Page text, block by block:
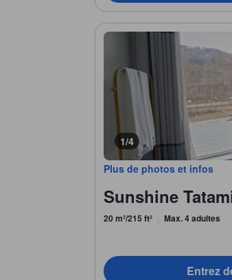
1/4
Plus de photos et infos
Sunshine
20 m²/215 ft² Max. 4 adultes
Entrez